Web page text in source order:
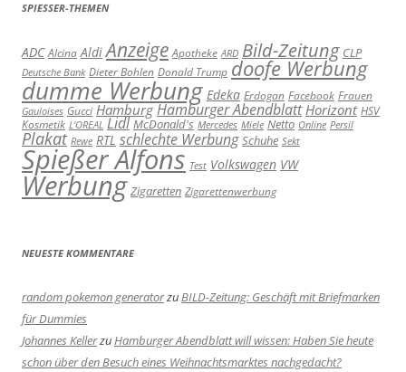
SPIESSER-THEMEN
ADC Alcina Aldi Anzeige Apotheke ARD Bild-Zeitung CLP
Deutsche Bank Dieter Bohlen Donald Trump doofe Werbung
dumme Werbung Edeka Erdogan Facebook Frauen
Gauloises Gucci Hamburg Hamburger Abendblatt Horizont HSV
Kosmetik L'OREAL Lidl McDonald's Mercedes Miele Netto Online Persil
Plakat Rewe RTL schlechte Werbung Schuhe Sekt
Spießer Alfons Test Volkswagen VW
Werbung Zigaretten Zigarettenwerbung
NEUESTE KOMMENTARE
random pokemon generatorzuBILD-Zeitung: Geschäft mit Briefmarken
für Dummies
Johannes KellerzuHamburger Abendblatt will wissen: Haben Sie heute
schon über den Besuch eines Weihnachtsmarktes nachgedacht?